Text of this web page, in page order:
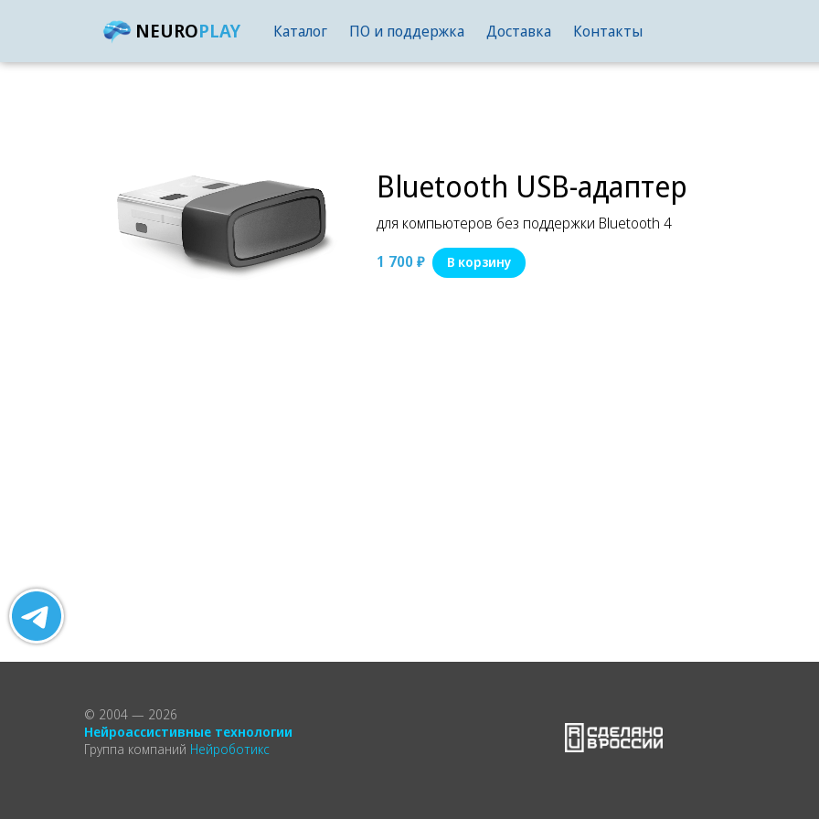
NEUROPLAY Каталог ПО и поддержка Доставка Контакты
Bluetooth USB-адаптер
для компьютеров без поддержки Bluetooth 4
1 700₽ В корзину
© 2004 — 2026
Нейроассистивные технологии
Группа компаний Нейроботикс